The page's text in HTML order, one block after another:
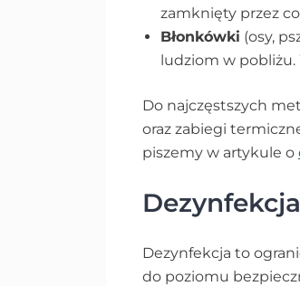
zamknięty przez
Błonkówki (osy,
ludziom w pobliżu.
Do najczęstszych
oraz zabiegi
piszemy w artykule o
Dezynfekcja to
do poziomu